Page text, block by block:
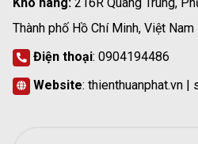
Thành phố Hồ Chí Minh, Việt Nam
Điện thoại: 0904194486
Website: thienthuanphat.vn |